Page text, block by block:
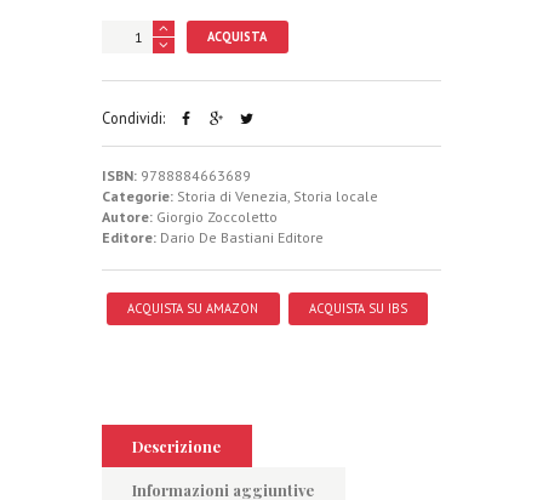
ACQUISTA
Condividi:
ISBN: 9788884663689
Categorie: Storia di Venezia, Storia locale
Autore: Giorgio Zoccoletto
Editore: Dario De Bastiani Editore
ACQUISTA SU AMAZON ACQUISTA SU IBS
Descrizione
Informazioni aggiuntive